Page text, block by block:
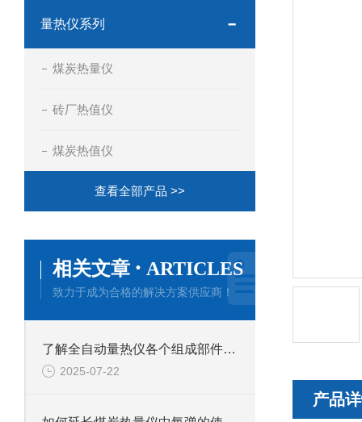
产品
量热仪系列
煤炭热量仪
砖厂热值仪
煤炭热值仪
查看全部产品 >>
相关文章 · ARTICLES
致力于成为合格的解决方案供应商！
了解全自动量热仪各个组成部件功能特点才能更好的使用它
2025-07-22